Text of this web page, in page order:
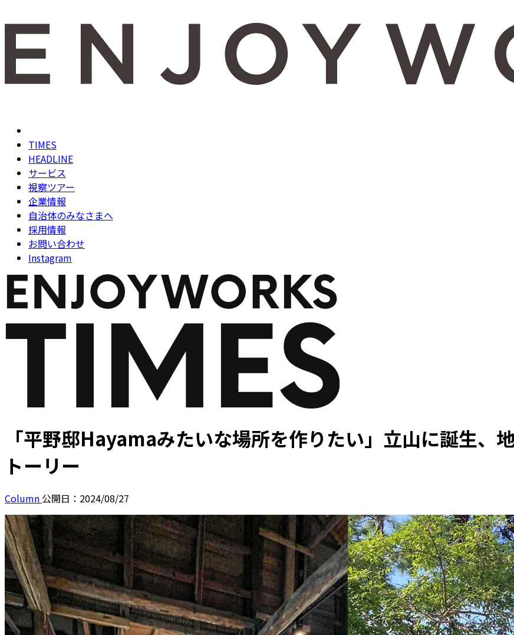
TIMES
HEADLINE
サービス
視察ツアー
企業情報
自治体のみなさまへ
採用情報
お問い合わせ
Instagram
「平野邸Hayamaみたいな場所を作りたい」――立山に誕生
トーリー
Column 公開日：2024/08/27